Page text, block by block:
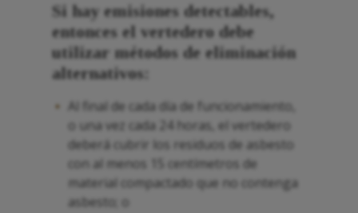
Si hay emisiones detectables,
entonces el vertedero debe
utilizar métodos de eliminación
alternativos:
Al final de cada día de funcionamiento,
o una vez cada 24 horas, el vertedero
deberá cubrir los residuos de asbesto
con al menos 15 centímetros de
material compactado que no contenga
asbesto; o